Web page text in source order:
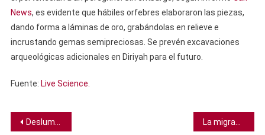
News, es evidente que hábiles orfebres elaboraron las piezas,
dando forma a láminas de oro, grabándolas en relieve e
incrustando gemas semipreciosas. Se prevén excavaciones
arqueológicas adicionales en Diriyah para el futuro.
Fuente: Live Science.
Navegación
Deslumbrante meteorito “interrumpió en vídeo” una erupción volcánica